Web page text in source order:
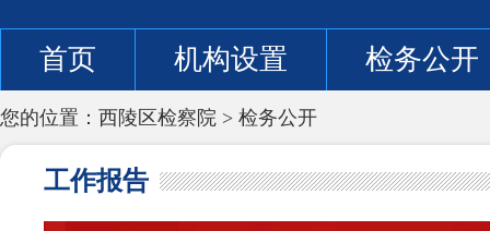
首页 机构设置 检务公开
您的位置： 西陵区检察院 > 检务公开
工作报告